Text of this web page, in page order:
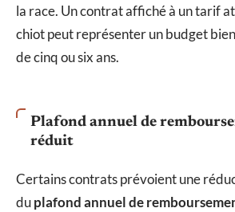
la race. Un contrat affiché à un tarif
chiot peut représenter un budget
de cinq ou six ans.
Plafond annuel de
réduit
Certains contrats prévoient une
duplafond annuel de